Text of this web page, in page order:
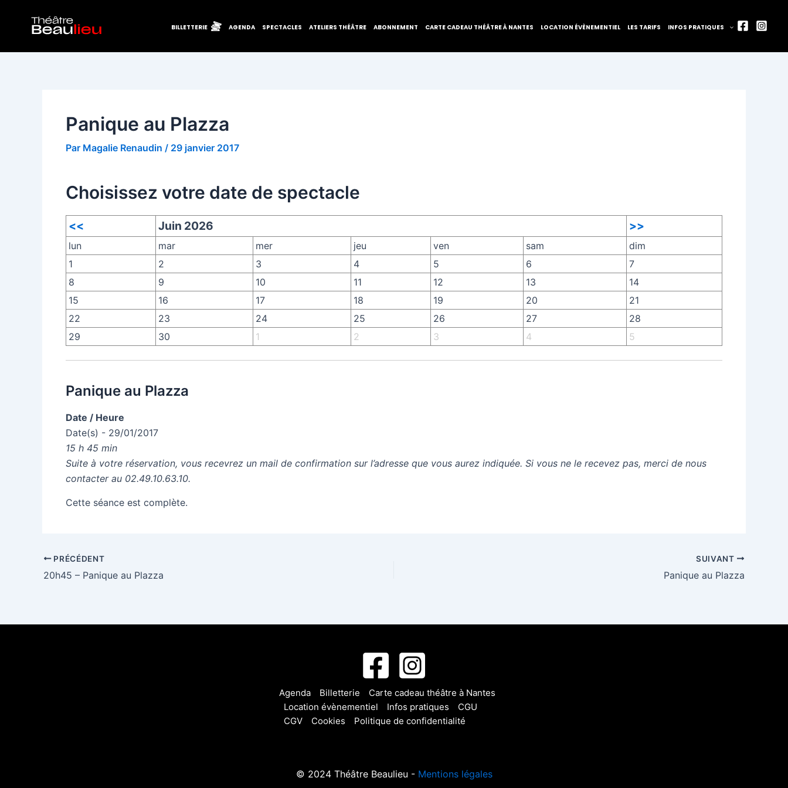
contenu
BILLETTERIE AGENDA SPECTACLES ATELIERS THÉÂTRE ABONNEMENT CARTE CADEAU THÉÂTRE À NANTES LOCATION ÉVÈNEMENTIEL LES TARIFS INFOS PRATIQUES
Panique au Plazza
Par Magalie Renaudin / 29 janvier 2017
Choisissez votre date de spectacle
<< Juin 2026 >>
lun mar mer jeu ven sam
dim
1
2 3 4 5 6
7
8
9 10 11 12 13
14
15
16 17 18 19 20
21
22
23 24 25 26 27
28
29
30 1 2 3 4 5
Panique au Plazza
Date / Heure
Date(s) - 29/01/2017
15 h 45 min
Suite à votre réservation, vous recevrez un mail de confirmation sur l’adresse que vous aurez indiquée. Si vous ne le recevez pas, merci de nous
contacter au 02.49.10.63.10.
Cette séance est complète.
des
articles
PRÉCÉDENT
20h45 – Panique au Plazza
SUIVANT
Panique au Plazza
Agenda Billetterie
Carte cadeau théâtre à Nantes
Location évènementiel
Infos pratiques
CGU
CGV
Cookies Politique de confidentialité
© 2024 Théâtre Beaulieu - Mentions légales